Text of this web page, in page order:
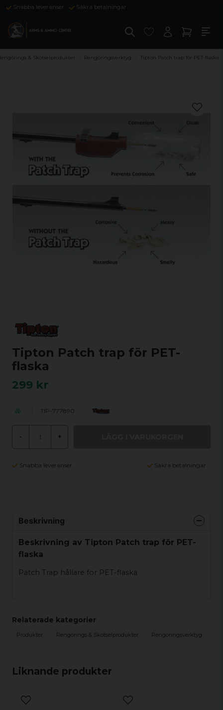
Snabba leveranser Säkra betalningar
& Skötselprodukter Rengöringsverktyg Tipton Patch trap för PET-flaska
Tipton Patch trap för PET-
flaska
299 kr
TIP-777890
- +
Snabba leveranser Säkra betalningar
Liknande produkter
Beskrivning
Beskrivning av Tipton Patch trap för PET-
flaska
Patch Trap hållare för PET-flaska
Relaterade kategorier
Produkter Rengörings & Skötselprodukter Rengöringsverktyg